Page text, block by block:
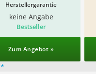
Herstellergarantie
keine Angabe
Bestseller
Zum Angebot »
*